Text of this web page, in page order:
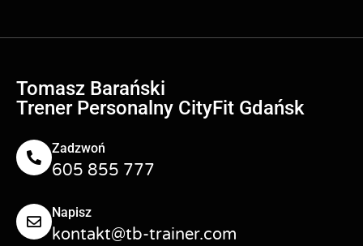
Tomasz Barański
Trener Personalny CityFit Gdańsk
Zadzwoń
605 855 777
Napisz
kontakt@tb-trainer.com